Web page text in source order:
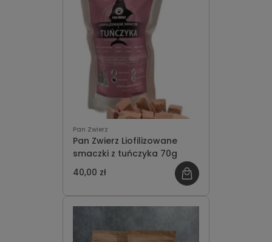
Pan Zwierz
Pan Zwierz Liofilizowane
smaczki z tuńczyka 70g
40,00 zł